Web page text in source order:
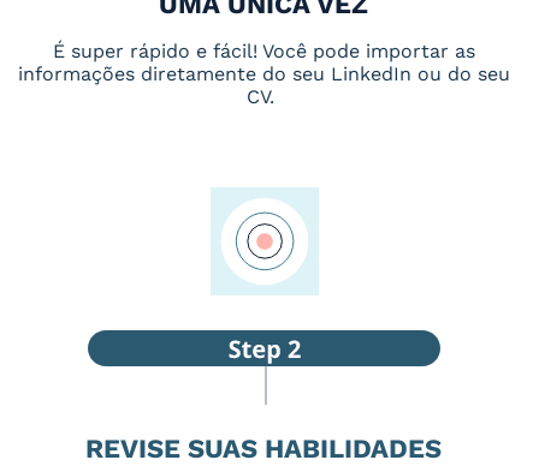
É super rápido e fácil! Você pode importar as
informações diretamente do seu LinkedIn ou do seu
CV.
REVISE SUAS HABILIDADES